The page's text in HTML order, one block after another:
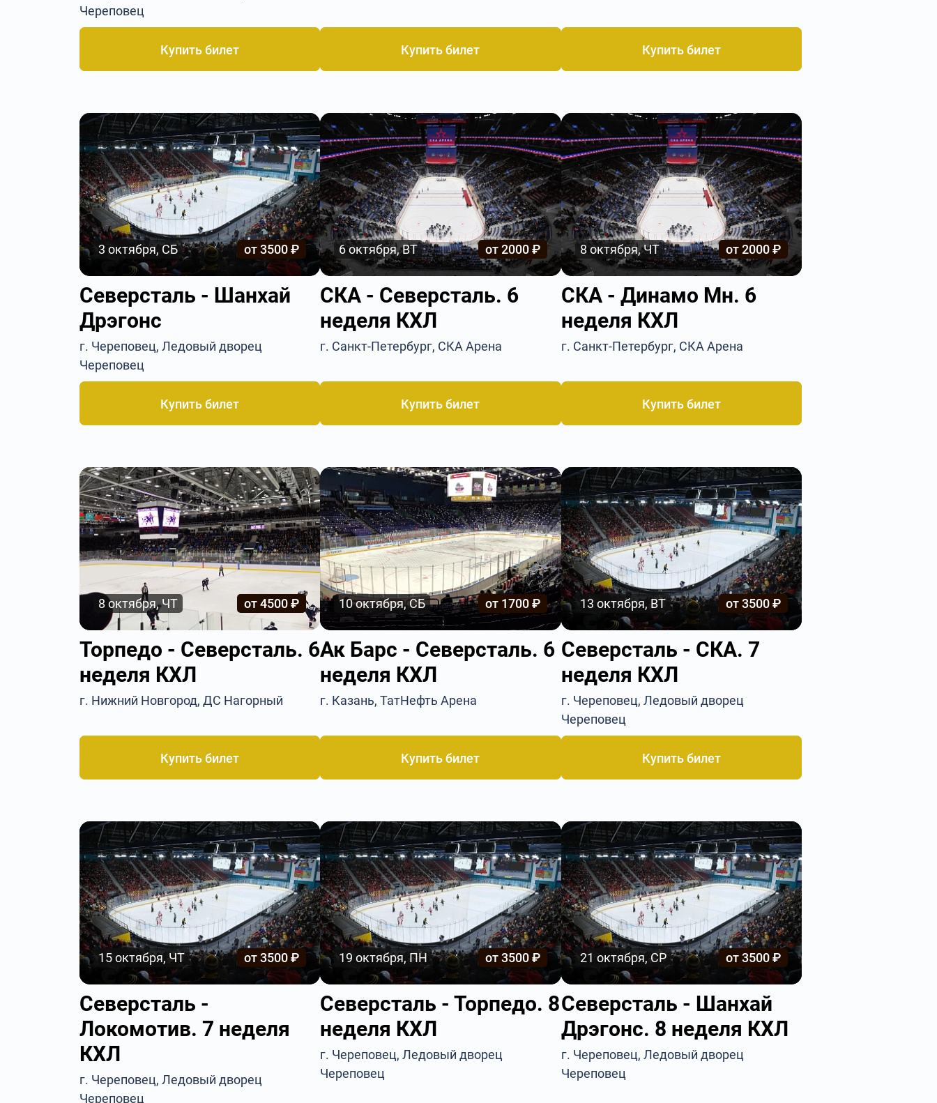
Череповец
Купить билет Купить билет Купить билет
3 октября, СБ от 3500 ₽
Северсталь - Шанхай
Дрэгонс
г. Череповец, Ледовый дворец
Череповец
Купить билет
6 октября, ВТ от 2000 ₽
СКА - Северсталь. 6
неделя КХЛ
г. Санкт-Петербург, СКА Арена
Купить билет
8 октября, ЧТ от 2000 ₽
СКА - Динамо Мн. 6
неделя КХЛ
г. Санкт-Петербург, СКА Арена
Купить билет
8 октября, ЧТ от 4500 ₽
Торпедо - Северсталь. 6
неделя КХЛ
г. Нижний Новгород, ДС Нагорный
Купить билет
10 октября, СБ от 1700 ₽
Ак Барс - Северсталь. 6
неделя КХЛ
г. Казань, ТатНефть Арена
Купить билет
13 октября, ВТ от 3500 ₽
Северсталь - СКА. 7
неделя КХЛ
г. Череповец, Ледовый дворец
Череповец
Купить билет
15 октября, ЧТ от 3500 ₽
Северсталь -
Локомотив. 7 неделя
КХЛ
г. Череповец, Ледовый дворец
Череповец
19 октября, ПН от 3500 ₽
Северсталь - Торпедо. 8
неделя КХЛ
г. Череповец, Ледовый дворец
Череповец
21 октября, СР от 3500 ₽
Северсталь - Шанхай
Дрэгонс. 8 неделя КХЛ
г. Череповец, Ледовый дворец
Череповец